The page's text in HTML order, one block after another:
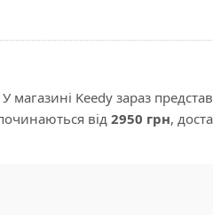
Keedy зараз
від 2950 грн,